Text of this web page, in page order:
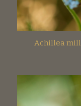
Achillea